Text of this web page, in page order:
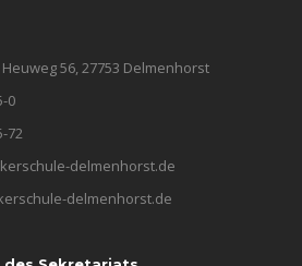
56, 27753 Delmenhorst
0
72
delmenhorst.de
delmenhorst.de